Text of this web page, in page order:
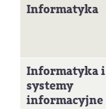
Informatyka
Informatyka i
systemy
informacyjne